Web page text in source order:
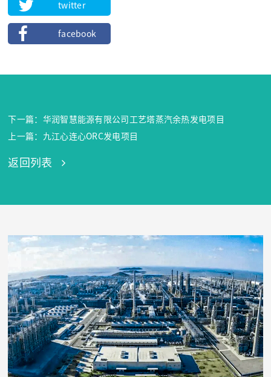
twitter
facebook
下一篇：华润智慧能源有限公司工艺塔蒸汽余热发电项目
上一篇：九江心连心ORC发电项目
返回列表